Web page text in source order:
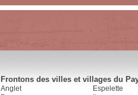
Frontons des villes et villages du
Anglet
Espelette